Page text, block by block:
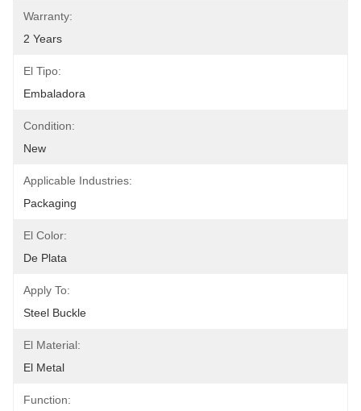
Warranty:
2 Years
El Tipo:
Embaladora
Condition:
New
Applicable Industries:
Packaging
El Color:
De Plata
Apply To:
Steel Buckle
El Material:
El Metal
Function: